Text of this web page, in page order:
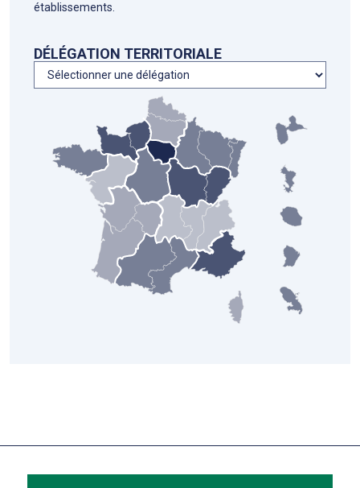
établissements.
DÉLÉGATION TERRITORIALE